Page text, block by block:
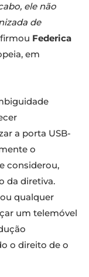
ele não
de
Federica
em
a porta USB-
o
considerou,
da diretiva.
qualquer
um telemóvel
o direito de o